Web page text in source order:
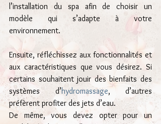
l’installation du spa afin de choisir un
modèle qui s’adapte à votre
environnement.
Ensuite, réfléchissez aux fonctionnalités et
aux caractéristiques que vous désirez. Si
certains souhaitent jouir des bienfaits des
systèmes d’hydromassage, d’autres
préfèrent profiter des jets d’eau.
De même, vous devez opter pour un